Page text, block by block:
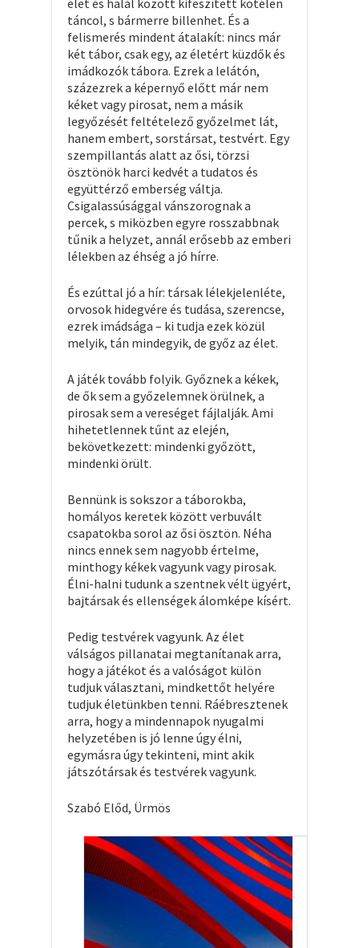
élet és halál között kifeszített kötélen
táncol, s bármerre billenhet. És a
felismerés mindent átalakít: nincs már
két tábor, csak egy, az életért küzdők és
imádkozók tábora. Ezrek a lelátón,
százezrek a képernyő előtt már nem
kéket vagy pirosat, nem a másik
legyőzését feltételező győzelmet lát,
hanem embert, sorstársat, testvért. Egy
szempillantás alatt az ősi, törzsi
ösztönök harci kedvét a tudatos és
együttérző emberség váltja.
Csigalassúsággal vánszorognak a
percek, s miközben egyre rosszabbnak
tűnik a helyzet, annál erősebb az emberi
lélekben az éhség a jó hírre.
És ezúttal jó a hír: társak lélekjelenléte,
orvosok hidegvére és tudása, szerencse,
ezrek imádsága – ki tudja ezek közül
melyik, tán mindegyik, de győz az élet.
A játék tovább folyik. Győznek a kékek,
de ők sem a győzelemnek örülnek, a
pirosak sem a vereséget fájlalják. Ami
hihetetlennek tűnt az elején,
bekövetkezett: mindenki győzött,
mindenki örült.
Bennünk is sokszor a táborokba,
homályos keretek között verbuvált
csapatokba sorol az ősi ösztön. Néha
nincs ennek sem nagyobb értelme,
minthogy kékek vagyunk vagy pirosak.
Élni-halni tudunk a szentnek vélt ügyért,
bajtársak és ellenségek álomképe kísért.
Pedig testvérek vagyunk. Az élet
válságos pillanatai megtanítanak arra,
hogy a játékot és a valóságot külön
tudjuk választani, mindkettőt helyére
tudjuk életünkben tenni. Ráébresztenek
arra, hogy a mindennapok nyugalmi
helyzetében is jó lenne úgy élni,
egymásra úgy tekinteni, mint akik
játszótársak és testvérek vagyunk.
Szabó Előd, Ürmös